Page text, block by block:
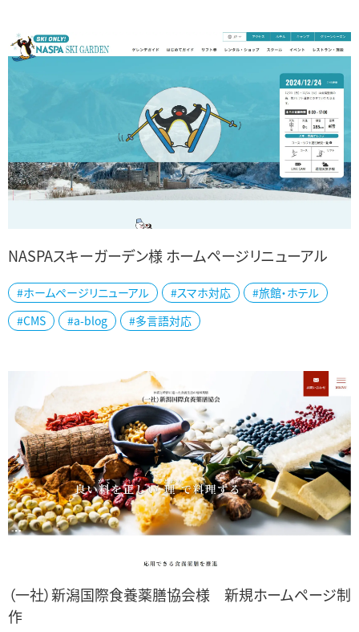
越後湯沢のNASPAスキーガーデン様の公式ホームページのリニュー
アルをしました。 プライベートゲレンデならではのアクセスの良さや、
NASPAスキーガーデン様 ホームページリニューアル
#ホームページリニューアル #スマホ対応
#旅館・ホテル
#CMS
#a-blog #多言語対応
（一社）新潟国際食養薬膳協会様 新規ホームページ制
作